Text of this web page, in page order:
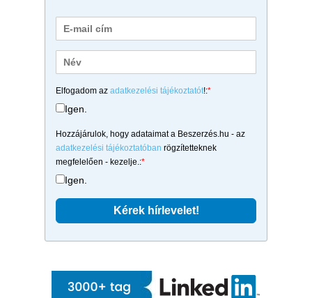
Elfogadom az adatkezelési tájékoztatót!:*
Igen.
Hozzájárulok, hogy adataimat a Beszerzés.hu - az
adatkezelési tájékoztatóban rögzítetteknek
megfelelően - kezelje.:*
Igen.